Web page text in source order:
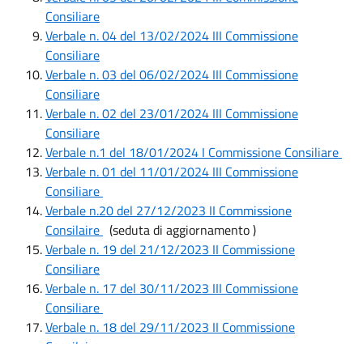
Consiliare
Verbale n. 04 del 13/02/2024 III Commissione
Consiliare
Verbale n. 03 del 06/02/2024 III Commissione
Consiliare
Verbale n. 02 del 23/01/2024 III Commissione
Consiliare
Verbale n.1 del 18/01/2024 I Commissione Consiliare
Verbale n. 01 del 11/01/2024 III Commissione
Consiliare
Verbale n.20 del 27/12/2023 II Commissione
Consilaire (seduta di aggiornamento )
Verbale n. 19 del 21/12/2023 II Commissione
Consiliare
Verbale n. 17 del 30/11/2023 III Commissione
Consiliare
Verbale n. 18 del 29/11/2023 II Commissione